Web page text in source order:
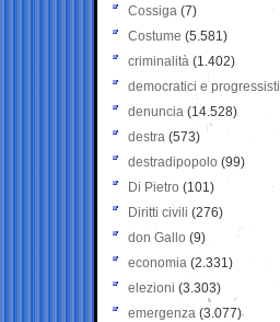
Cossiga (7)
Costume (5.581)
criminalità (1.402)
democratici e progressisti
denuncia (14.528)
destra (573)
destradipopolo (99)
Di Pietro (101)
Diritti civili (276)
don Gallo (9)
economia (2.331)
elezioni (3.303)
emergenza (3.077)